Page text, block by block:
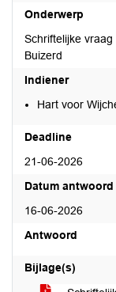
Onderwerp
Schriftelijke
Buizerd
Indiener
Hart voor
Deadline
21-06-2026
Datum antwoord
16-06-2026
Antwoord
Bijlage(s)